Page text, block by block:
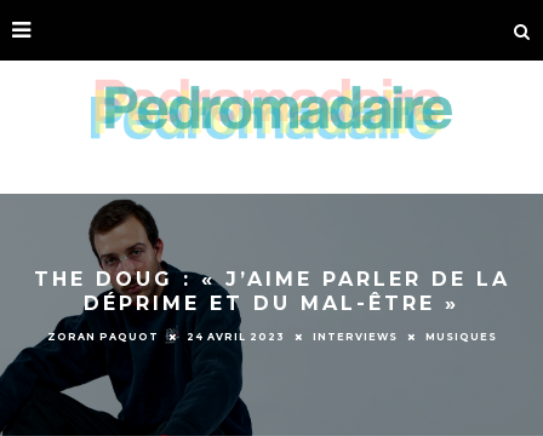
THE DOUG : « J’AIME PARLER DE LA
DÉPRIME ET DU MAL-ÊTRE »
ZORAN PAQUOT 24 AVRIL 2023 INTERVIEWS MUSIQUES